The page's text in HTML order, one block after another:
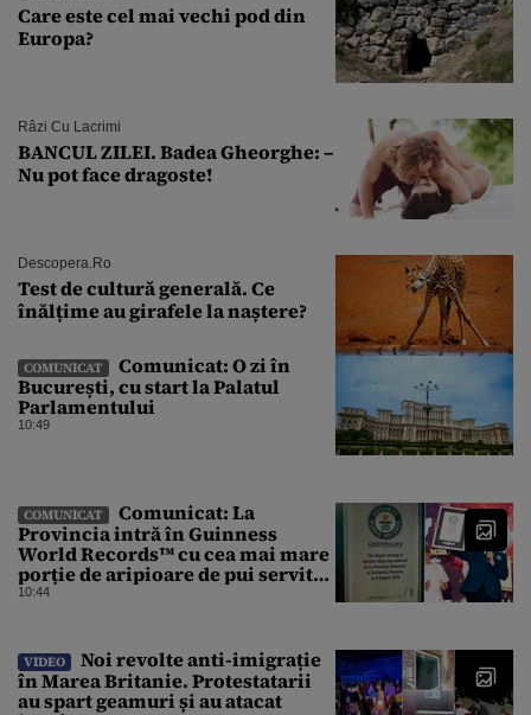
Care este cel mai vechi pod din
Europa?
Râzi Cu Lacrimi
BANCUL ZILEI. Badea Gheorghe: –
Nu pot face dragoste!
Descopera.ro
Test de cultură generală. Ce
înălțime au girafele la naștere?
COMUNICAT
Comunicat: O zi în
București, cu start la Palatul
Parlamentului
10:49
COMUNICAT
Comunicat: La
Provincia intră în Guinness
World Records™ cu cea mai mare
porție de aripioare de pui servită
la un eveniment
10:44
VIDEO
Noi revolte anti-imigrație
în Marea Britanie. Protestatarii
au spart geamuri și au atacat